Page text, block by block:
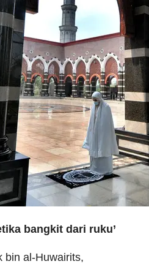
bangkit dari ruku’
bin al-Huwairits,